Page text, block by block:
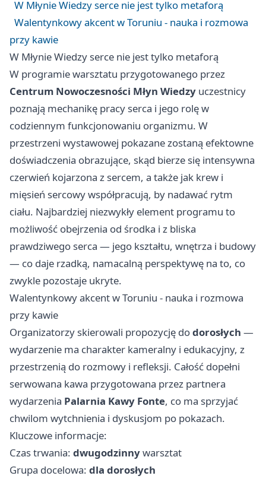
W Młynie Wiedzy serce nie jest tylko metaforą
Walentynkowy akcent w Toruniu - nauka i rozmowa
przy kawie
W Młynie Wiedzy serce nie jest tylko metaforą
W programie warsztatu przygotowanego przez
Centrum Nowoczesności Młyn Wiedzy uczestnicy
poznają mechanikę pracy serca i jego rolę w
codziennym funkcjonowaniu organizmu. W
przestrzeni wystawowej pokazane zostaną efektowne
doświadczenia obrazujące, skąd bierze się intensywna
czerwień kojarzona z sercem, a także jak krew i
mięsień sercowy współpracują, by nadawać rytm
ciału. Najbardziej niezwykły element programu to
możliwość obejrzenia od środka i z bliska
prawdziwego serca — jego kształtu, wnętrza i budowy
— co daje rzadką, namacalną perspektywę na to, co
zwykle pozostaje ukryte.
Walentynkowy akcent w Toruniu - nauka i rozmowa
przy kawie
Organizatorzy skierowali propozycję dodorosłych —
wydarzenie ma charakter kameralny i edukacyjny, z
przestrzenią do rozmowy i refleksji. Całość dopełni
serwowana kawa przygotowana przez partnera
wydarzenia Palarnia Kawy Fonte, co ma sprzyjać
chwilom wytchnienia i dyskusjom po pokazach.
Kluczowe informacje:
Czas trwania: dwugodzinnywarsztat
Grupa docelowa: dla dorosłych